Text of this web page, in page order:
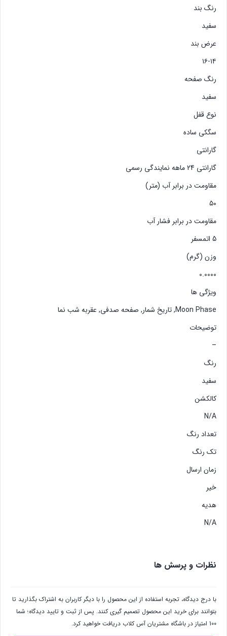
رنگ بند
سفید
عرض بند
۱۶-۱۴
رنگ صفحه
سفید
نوع قفل
سگکی ساده
گارانتی
گارانتی 24 ماهه نمایندگی رسمی
مقاومت در برابر آب (متر)
۵۰
مقاومت در برابر فشار آب
5 اتمسفر
وزن (گرم)
0.0000
ویژگی ها
Moon Phase, تاریخ شمار, صفحه صدفی, عقربه شب نما
توضیحات
–
رنگ
سفید
کالکشن
N/A
تعداد رنگ
تک رنگ
زمان ارسال
خیر
هدیه
N/A
نظرات و پرسش ها
با درج دیدگاه، تجربه استفاده از این محصول را با دیگر کاربران به اشتراک بگذارید تا
بتوانند برای خرید این محصول تصمیم گیری کنند. پس از ثبت و تایید دیدگاه؛ شما
100 امتیاز در باشگاه مشتریان آس کلاب دریافت خواهید کرد.